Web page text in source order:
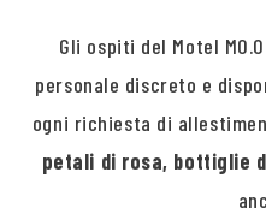
Gli ospiti del Motel
personale discreto e
ogni richiesta di
petali di rosa, bottiglie